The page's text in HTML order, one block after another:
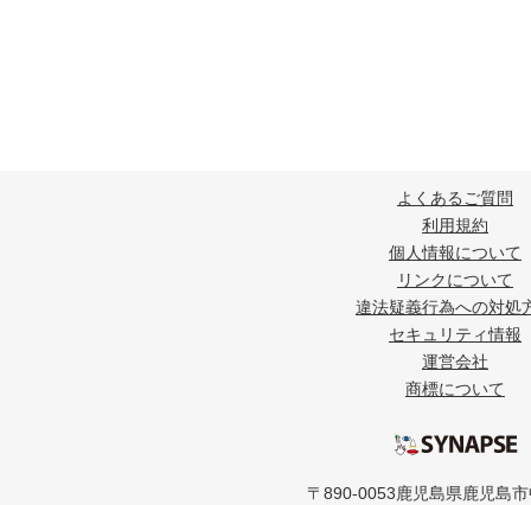
よくあるご質問
利用規約
個人情報について
リンクについて
違法疑義行為への対処
セキュリティ情報
運営会社
商標について
〒890-0053鹿児島県鹿児島